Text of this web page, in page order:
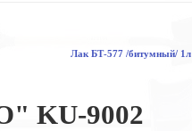
Лак БТ-577 /битумный/ 1л
KU-9002